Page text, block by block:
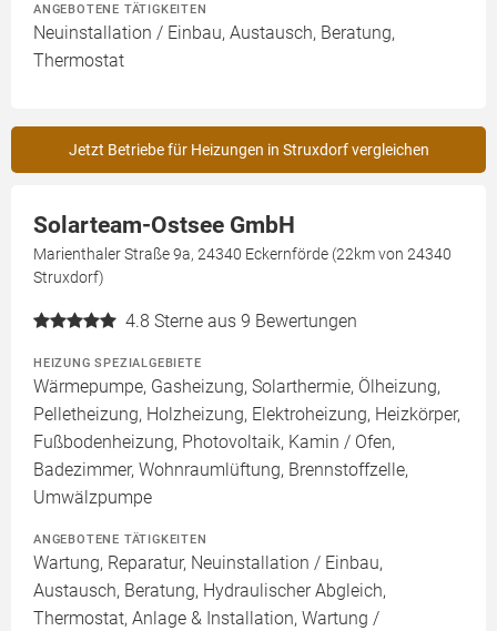
ANGEBOTENE TÄTIGKEITEN
Neuinstallation / Einbau, Austausch, Beratung,
Thermostat
Jetzt Betriebe für Heizungen in Struxdorf vergleichen
Solarteam-Ostsee GmbH
Marienthaler Straße 9a, 24340 Eckernförde (22km von 24340
Struxdorf)
4.8 Sterne aus 9 Bewertungen
HEIZUNG SPEZIALGEBIETE
Wärmepumpe, Gasheizung, Solarthermie, Ölheizung,
Pelletheizung, Holzheizung, Elektroheizung, Heizkörper,
Fußbodenheizung, Photovoltaik, Kamin / Ofen,
Badezimmer, Wohnraumlüftung, Brennstoffzelle,
Umwälzpumpe
ANGEBOTENE TÄTIGKEITEN
Wartung, Reparatur, Neuinstallation / Einbau,
Austausch, Beratung, Hydraulischer Abgleich,
Thermostat, Anlage & Installation, Wartung /